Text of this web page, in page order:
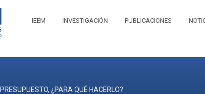
IEEM INVESTIGACIÓN PUBLICACIONES
PRESUPUESTO, ¿PARA QUÉ HACERLO?